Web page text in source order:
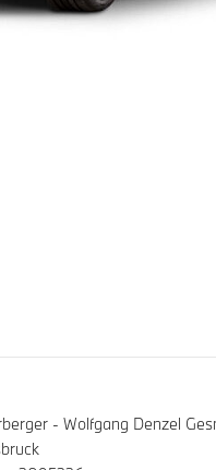
- Wolfgang Denzel